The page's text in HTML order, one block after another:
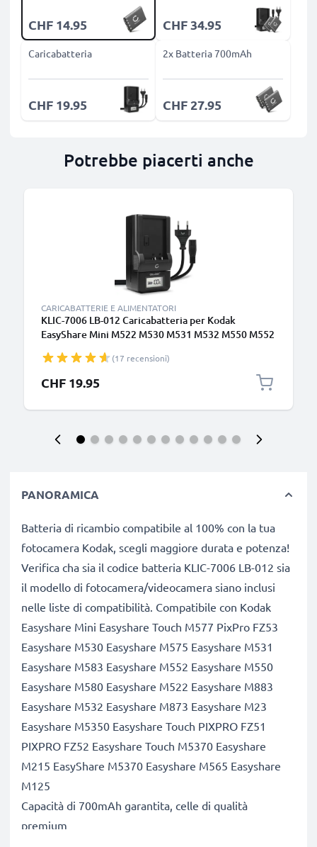
CHF 14.95 CHF 34.95
Caricabatteria
CHF 19.95
2x Batteria 700mAh
CHF 27.95
Potrebbe piacerti anche
CARICABATTERIE E ALIMENTATORI
KLIC-7006 LB-012 Caricabatteria per Kodak
EasyShare Mini M522 M530 M531 M532 M550 M552
Batterie per fotocamera marca CELLONIC
(17 recensioni)
CHF 19.95
PANORAMICA
Batteria di ricambio compatibile al 100% con la tua
fotocamera Kodak, scegli maggiore durata e potenza!
Verifica cha sia il codice batteria KLIC-7006 LB-012 sia
il modello di fotocamera/videocamera siano inclusi
nelle liste di compatibilità. Compatibile con Kodak
Easyshare Mini Easyshare Touch M577 PixPro FZ53
Easyshare M530 Easyshare M575 Easyshare M531
Easyshare M583 Easyshare M552 Easyshare M550
Easyshare M580 Easyshare M522 Easyshare M883
Easyshare M532 Easyshare M873 Easyshare M23
Easyshare M5350 Easyshare Touch PIXPRO FZ51
PIXPRO FZ52 Easyshare Touch M5370 Easyshare
M215 EasyShare M5370 Easyshare M565 Easyshare
M125
Capacità di 700mAh garantita, celle di qualità
premium